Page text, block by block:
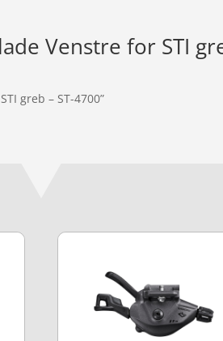
Venstre for STI
greb – ST-4700”